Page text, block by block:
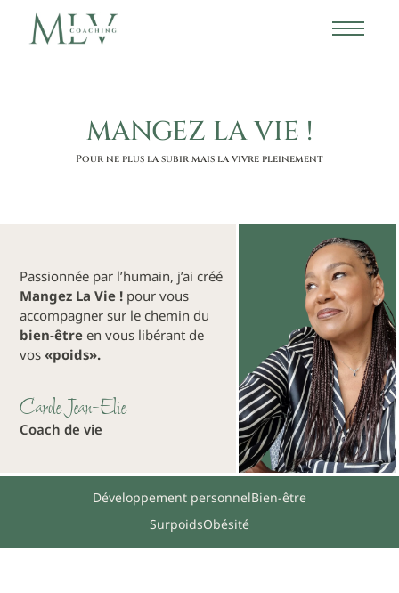
MANGEZ LA VIE !
Pour ne plus la subir mais la vivre pleinement
Passionnée par l’humain, j’ai créé
Mangez La Vie !pour vous
accompagner sur le chemin du
bien-êtreen vous libérant de
vos«poids».
Carole Jean-Elie
Coach de vie
Développement personnelBien-être
SurpoidsObésité